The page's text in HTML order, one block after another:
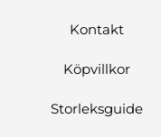
Kontakt
Köpvillkor
Storleksguide